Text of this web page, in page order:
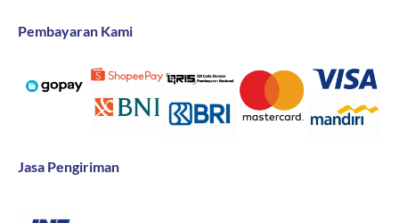
Pembayaran Kami
Jasa Pengiriman